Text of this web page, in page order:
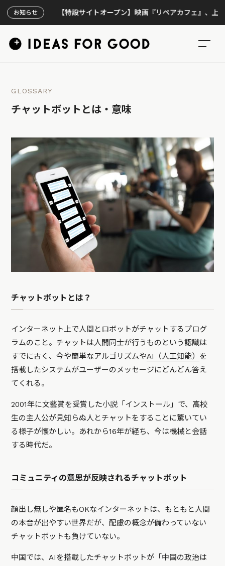
お知らせ【特設サイトオープン】映画『リペアカフェ』、上映300回
GLOSSARY
チャットボットとは・意味
チャットボットとは？
インターネット上で人間とロボットがチャットするプログ
ラムのこと。チャットは人間同士が行うものという認識は
すでに古く、今や簡単なアルゴリズムやAI（人工知能） を
搭載したシステムがユーザーのメッセージにどんどん答え
てくれる。
2001年に文藝賞を受賞した小説「インストール」で、高校
生の主人公が見知らぬ人とチャットをすることに驚いてい
る様子が懐かしい。あれから16年が経ち、今は機械と会話
する時代だ。
コミュニティの意思が反映されるチャットボット
顔出し無しや匿名もOKなインターネットは、もともと人間
の本音が出やすい世界だが、配慮の概念が備わっていない
チャットボットも負けていない。
中国では、AIを搭載したチャットボットが「中国の政治は